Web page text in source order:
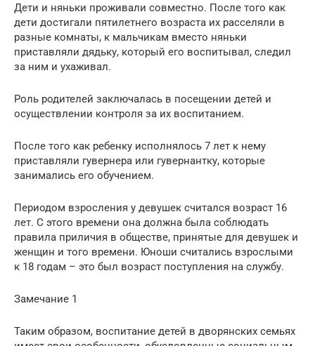
Дети и няньки проживали совместно. После того как
дети достигали пятилетнего возраста их расселяли в
разные комнаты, к мальчикам вместо няньки
приставляли дядьку, который его воспитывал, следил
за ним и ухаживал.
Роль родителей заключалась в посещении детей и
осуществлении контроля за их воспитанием.
После того как ребенку исполнялось 7 лет к нему
приставляли гувернера или гувернантку, которые
занимались его обучением.
Периодом взросления у девушек считался возраст 16
лет. С этого времени она должна была соблюдать
правила приличия в обществе, принятые для девушек и
женщин и того времени. Юноши считались взрослыми
к 18 годам – это был возраст поступления на службу.
Замечание 1
Таким образом, воспитание детей в дворянских семьях